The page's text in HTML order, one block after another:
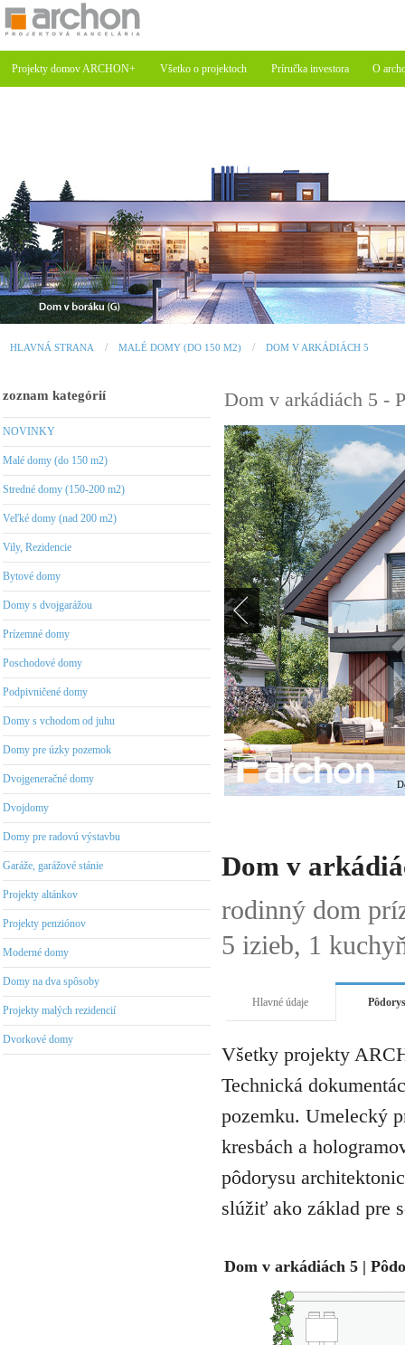
Projekty domov ARCHON+ Všetko o projektoch Príručka investora O
HLAVNÁ STRANA MALÉ DOMY (DO 150 M2) DOM V ARKÁDIÁCH 5
zoznam kategórií
NOVINKY
Malé domy (do 150 m2)
Stredné domy (150-200 m2)
Veľké domy (nad 200 m2)
Vily, Rezidencie
Bytové domy
Domy s dvojgarážou
Prízemné domy
Poschodové domy
Podpivničené domy
Domy s vchodom od juhu
Domy pre úzky pozemok
Dvojgeneračné domy
Dvojdomy
Domy pre radovú výstavbu
Garáže, garážové stánie
Projekty altánkov
Projekty penziónov
Moderné domy
Domy na dva spôsoby
Projekty malých rezidencií
Dvorkové domy
Dom v arkádiách 5 -
Dom v
rodinný dom
5 izieb, 1
Hlavné údaje
Všetky projekty
Technická
pozemku. Umelecký
kresbách a
pôdorysu
slúžiť ako základ pre
Dom v arkádiách 5 |